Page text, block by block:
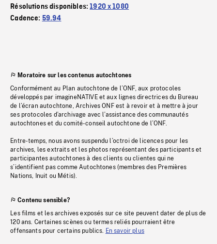
Résolutions disponibles:1920 x 1080
Cadence: 59.94
Moratoire sur les contenus autochtones
Conformément au Plan autochtone de l’ONF, aux protocoles
développés par imagineNATIVE et aux lignes directrices du Bureau
de l’écran autochtone, Archives ONF est à revoir et à mettre à jour
ses protocoles d’archivage avec l’assistance des communautés
autochtones et du comité-conseil autochtone de l’ONF.
Entre-temps, nous avons suspendu l’octroi de licences pour les
archives, les extraits et les photos représentant des participants et
participantes autochtones à des clients ou clientes qui ne
s’identifient pas comme Autochtones (membres des Premières
Nations, Inuit ou Métis).
Contenu sensible?
Les films et les archives exposés sur ce site peuvent dater de plus de
120 ans. Certaines scènes ou termes reliés pourraient être
offensants pour certains publics. En savoir plus